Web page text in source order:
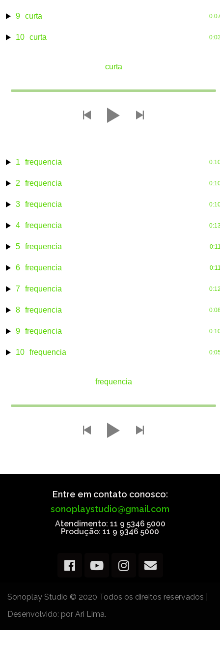
9 curta
10 curta
curta
1 frequencia
2 frequencia
3 frequencia
4 frequencia
5 frequencia
6 frequencia
7 frequencia
8 frequencia
9 frequencia
10 frequencia
frequencia
Entre em contato conosco:
sonoplaystudio@gmail.com
Atendimento: 11 9 5346 5000
Produção: 11 9 9346 5000
Sonoplay Studio © 2020 Todos os direitos reservados
Desenvolvido: por Ari Lima.